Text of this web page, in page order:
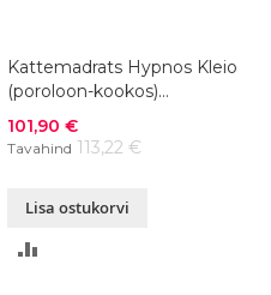
Kattemadrats Hypnos Kleio
(poroloon-kookos)
120x200x4 cm
Soodushind
101,90 €
Tavahind 113,22 €
Lisa ostukorvi